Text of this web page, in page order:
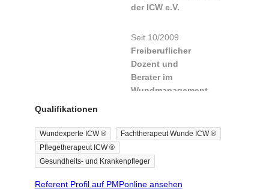
der ICW e.V.
Seit 10/2009
Freiberuflicher
Dozent und
Berater im
Wundmanagement
02/2023JVA
Krankenpfleger
Wundmanager
Qualifikationen
Wundexperte ICW ®
Fachtherapeut Wunde ICW ®
Pflegetherapeut ICW ®
Gesundheits- und Krankenpfleger
Referent Profil auf PMPonline ansehen